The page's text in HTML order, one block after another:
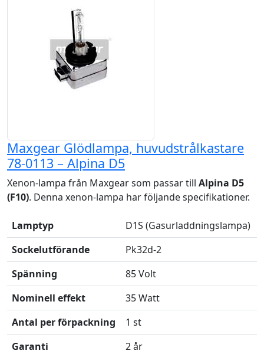
Maxgear Glödlampa, huvudstrålkastare
78-0113 – Alpina D5
Xenon-lampa från Maxgear som passar till Alpina D5
(F10). Denna xenon-lampa har följande specifikationer.
Lamptyp
D1S (Gasurladdningslampa)
Sockelutförande
Pk32d-2
Spänning
85 Volt
Nominell effekt
35 Watt
Antal per förpackning
1 st
Garanti
2 år